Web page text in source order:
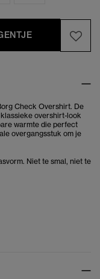
Check Overshirt. De
overshirt-look
warmte die perfect
overgangsstuk om je
Niet te smal, niet te